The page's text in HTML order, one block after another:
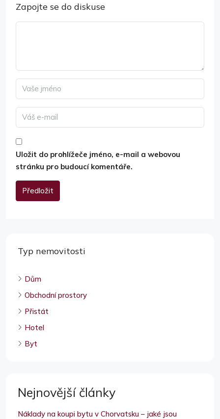
Zapojte se do diskuse
Uložit do prohlížeče jméno, e-mail a webovou
stránku pro budoucí komentáře.
Předložit
Typ nemovitosti
Dům
Obchodní prostory
Přistát
Hotel
Byt
Nejnovější články
Náklady na koupi bytu v Chorvatsku – jaké jsou